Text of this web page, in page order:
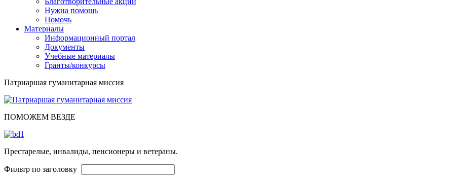
Нужна помощь
Помочь
Материалы
Информационный портал
Документы
Учебные материалы
Гранты/конкурсы
Патриаршая гуманитарная миссия
ПОМОЖЕМ ВЕЗДЕ
Престарелые, инвалиды, пенсионеры и ветераны.
Фильтр по заголовку